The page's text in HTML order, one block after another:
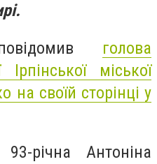
голова
Ірпінської міської
на своїй сторінці у
річна Антоніна